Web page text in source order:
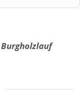
Burgholzlauf